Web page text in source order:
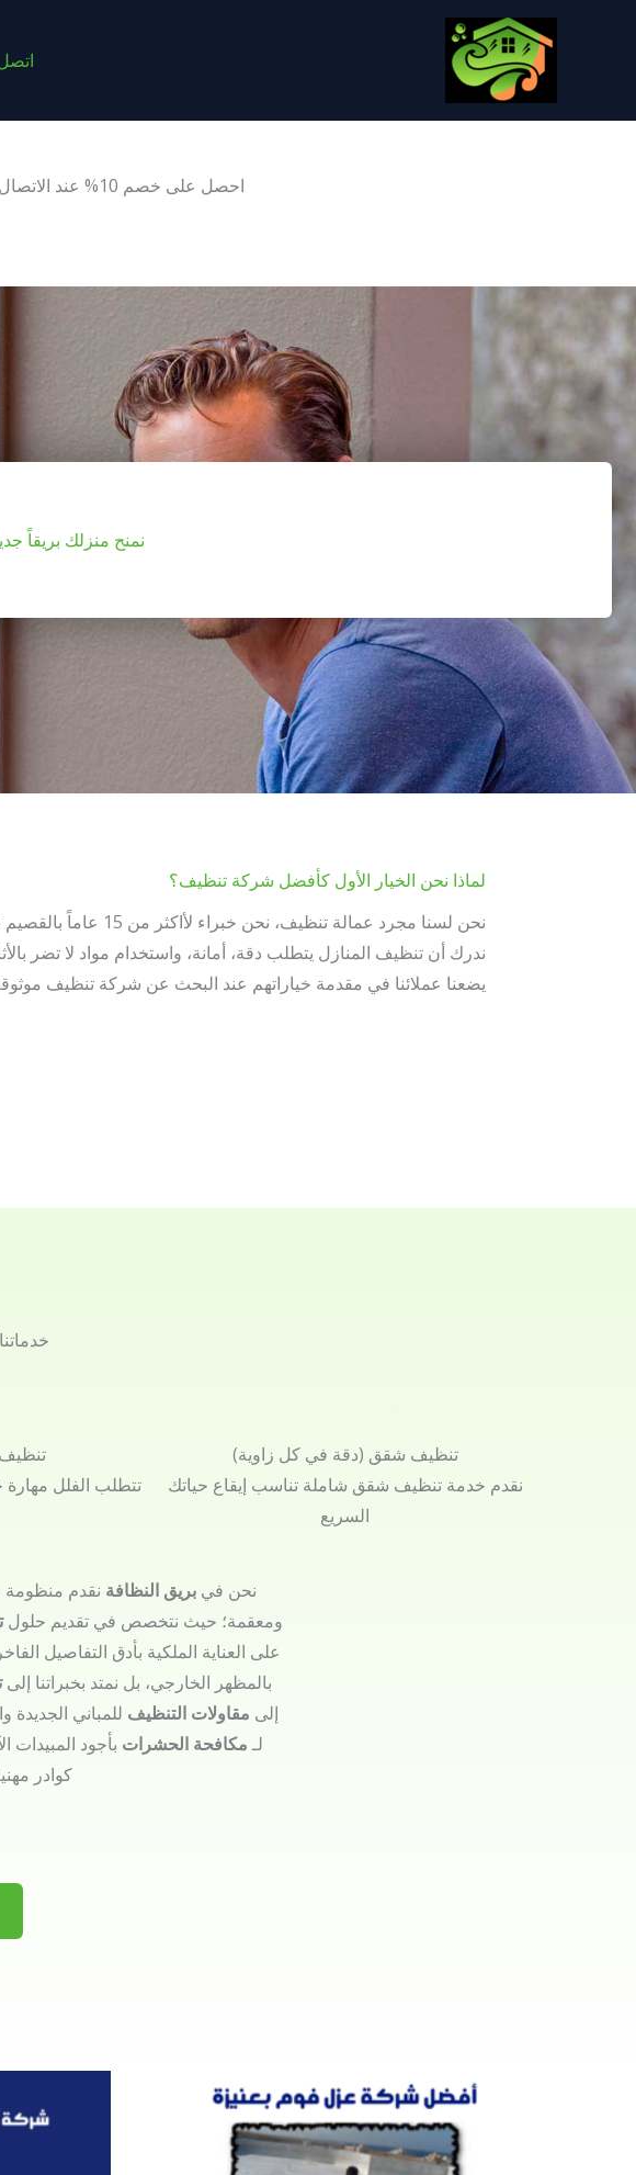
احصل على خصم 10% عند الاتصال من موقعنا
نمنح منزلك بريقاً
لماذا نحن الخيار الأول كأفضل شركة تنظيف؟
نحن لسنا مجرد عمالة تنظيف،
ندرك أن تنظيف المنازل يتطلب دقة، أمانة، واستخدام مواد لا تضر
يضعنا عملائنا في مقدمة خياراتهم عند البحث عن شركة تنظيف
تنظيف شقق (دقة في كل زاوية)
نقدم خدمة تنظيف شقق شاملة تناسب إيقاع حياتك
السريع
تتطلب الفلل مهارة
نحن فيبريق النظافة نقدم منظومة
ومعقمة؛ حيث نتخصص في تقديم حلول
على العناية الملكية بأدق التفاصيل
بالمظهر الخارجي، بل نمتد بخبراتنا إلى
إلى مقاولات التنظيف للمباني
لـ مكافحة الحشرات بأجود
كوادر